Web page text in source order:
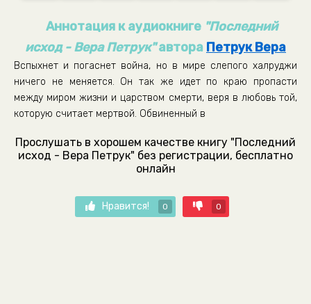
Аннотация к аудиокниге "Последний
исход - Вера Петрук"автора Петрук Вера
Вспыхнет и погаснет война, но в мире слепого халруджи
ничего не меняется. Он так же идет по краю пропасти
между миром жизни и царством смерти, веря в любовь той,
которую считает мертвой. Обвиненный в
Прослушать в хорошем качестве книгу "Последний
исход - Вера Петрук" без регистрации, бесплатно
онлайн
Нравится! 0 0